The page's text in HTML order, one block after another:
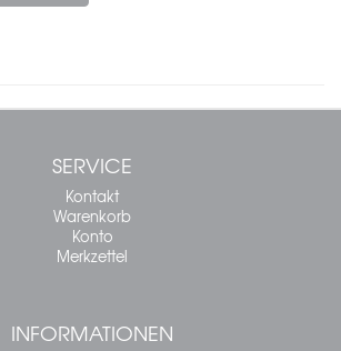
SERVICE
Kontakt
Warenkorb
Konto
Merkzettel
INFORMATIONEN